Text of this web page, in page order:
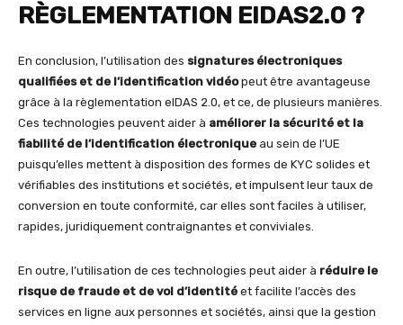
RÈGLEMENTATION EIDAS2.0 ?
En conclusion, l’utilisation des signatures électroniques
qualifiées et de l’identification vidéopeut être avantageuse
grâce à la règlementation eIDAS 2.0, et ce, de plusieurs manières.
Ces technologies peuvent aider à améliorer la sécurité et la
fiabilité de l’identification électronique au sein de l’UE
puisqu’elles mettent à disposition des formes de KYC solides et
vérifiables des institutions et sociétés, et impulsent leur taux de
conversion en toute conformité, car elles sont faciles à utiliser,
rapides, juridiquement contraignantes et conviviales.
En outre, l’utilisation de ces technologies peut aider à réduire le
risque de fraude et de vol d’identité et facilite l’accès des
services en ligne aux personnes et sociétés, ainsi que la gestion